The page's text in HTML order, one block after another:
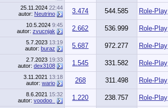
25.11.2024 22:44
autor: Neutrino 3.474 544.585
Role-Play
10.5.2024 9:45
autor: zvucnjak 2.662 536.999
Role-Play
5.7.2023 13:19
autor: buraz 5.687 972.277
Role-Play
2.7.2023 19:33
autor: dex3108 1.545 331.582
Role-Play
3.11.2021 13:18
autor: wario 268 311.498
Role-Play
8.6.2021 15:32
autor: voodoo_ 1.220 238.757
Role-Play